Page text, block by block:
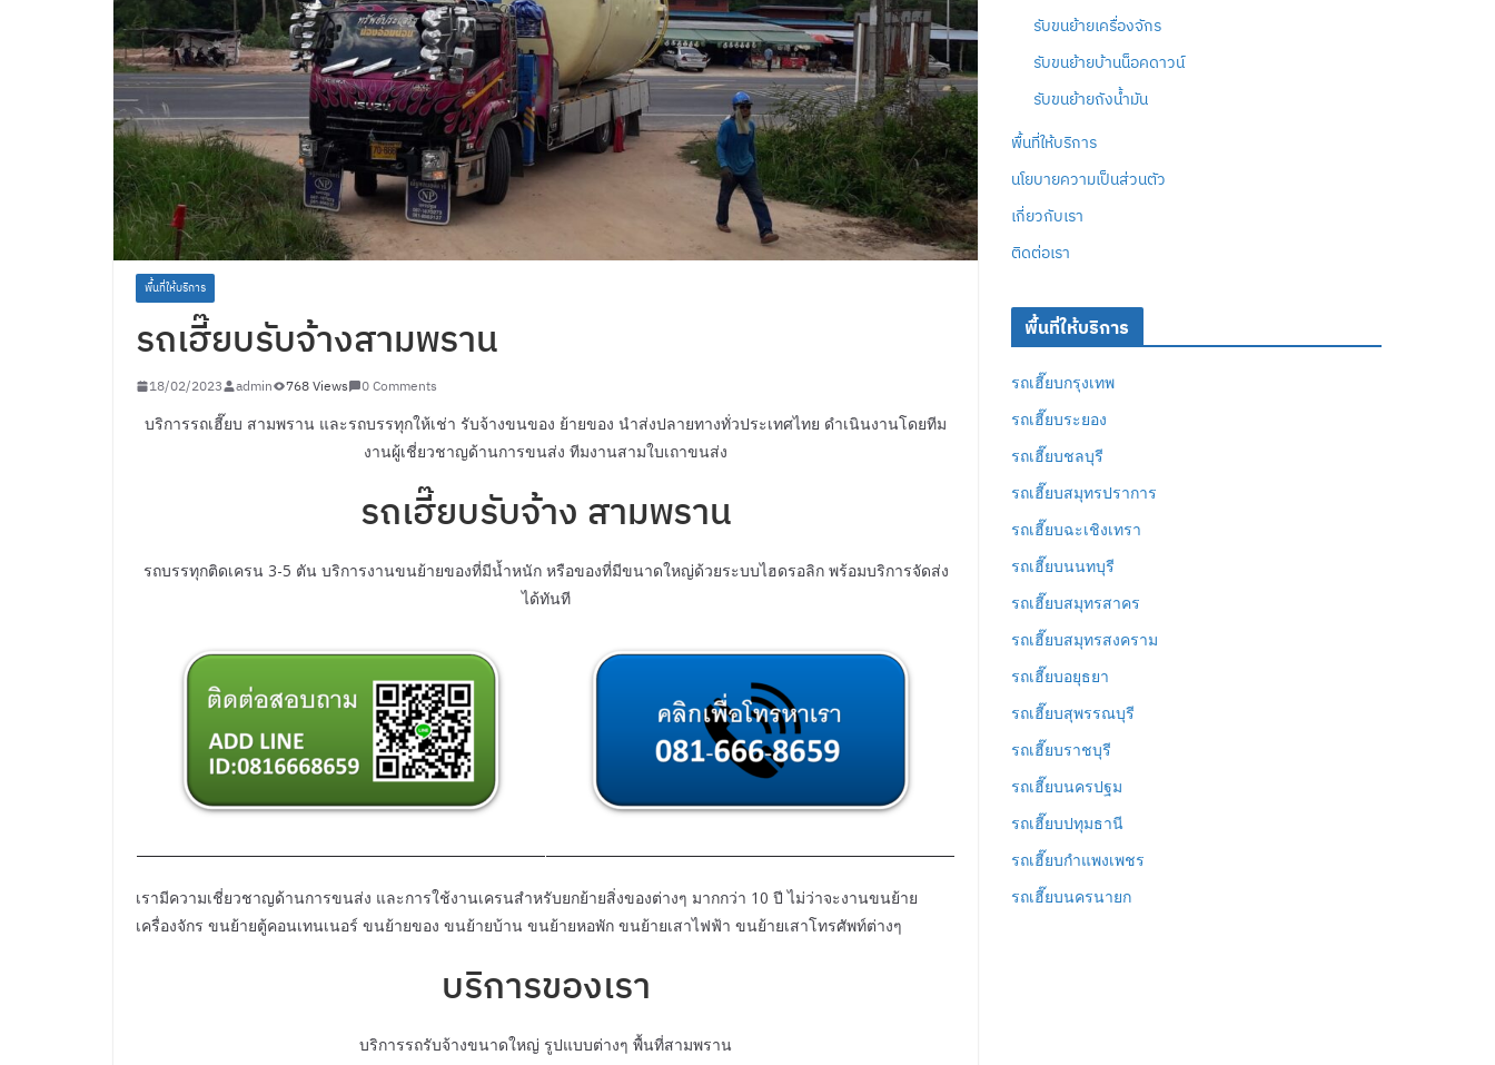
พื้นที่ให้บริการ
รถเฮี๊ยบรับจ้างสามพราน
18/02/2023 admin 768 Views 0 Comments
บริการรถเฮี๊ยบ สามพราน และรถบรรทุกให้เช่า รับจ้างขนของ ย้ายของ นำส่งปลายทางทั่วประเทศไทย ดำเนินงานโดยทีม
งานผู้เชี่ยวชาญด้านการขนส่ง ทีมงานสามใบเถาขนส่ง
รถเฮี๊ยบรับจ้าง สามพราน
รถบรรทุกติดเครน 3-5 ตัน บริการงานขนย้ายของที่มีน้ำหนัก หรือของที่มีขนาดใหญ่ด้วยระบบไฮดรอลิก พร้อมบริการจัดส่ง
ได้ทันที
เรามีความเชี่ยวชาญด้านการขนส่ง และการใช้งานเครนสำหรับยกย้ายสิ่งของต่างๆ มากกว่า 10 ปี ไม่ว่าจะงานขนย้าย
เครื่องจักร ขนย้ายตู้คอนเทนเนอร์ ขนย้ายของ ขนย้ายบ้าน ขนย้ายหอพัก ขนย้ายเสาไฟฟ้า ขนย้ายเสาโทรศัพท์ต่างๆ
บริการของเรา
บริการรถรับจ้างขนาดใหญ่ รูปแบบต่างๆ พื้นที่สามพราน
รับขนย้ายเครื่องจักร
รับขนย้ายบ้านน็อคดาวน์
รับขนย้ายถังน้ำมัน
พื้นที่ให้บริการ
นโยบายความเป็นส่วนตัว
เกี่ยวกับเรา
ติดต่อเรา
พื้นที่ให้บริการ
รถเฮี๊ยบกรุงเทพ
รถเฮี๊ยบระยอง
รถเฮี๊ยบชลบุรี
รถเฮี๊ยบสมุทรปราการ
รถเฮี๊ยบฉะเชิงเทรา
รถเฮี๊ยบนนทบุรี
รถเฮี๊ยบสมุทรสาคร
รถเฮี๊ยบสมุทรสงคราม
รถเฮี๊ยบอยุธยา
รถเฮี๊ยบสุพรรณบุรี
รถเฮี๊ยบราชบุรี
รถเฮี๊ยบนครปฐม
รถเฮี๊ยบปทุมธานี
รถเฮี๊ยบกำแพงเพชร
รถเฮี๊ยบนครนายก